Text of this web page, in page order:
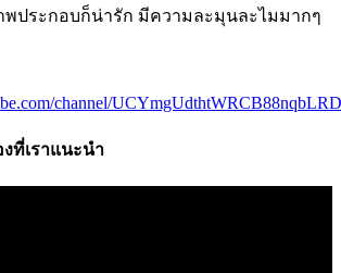
พประกอบก็น่ารัก มีความละมุนละไมมากๆ
channel/
ที่เราแนะนำ